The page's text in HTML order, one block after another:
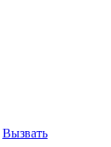
Вызвать